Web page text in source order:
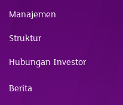
Manajemen
Struktur
Hubungan Investor
Berita